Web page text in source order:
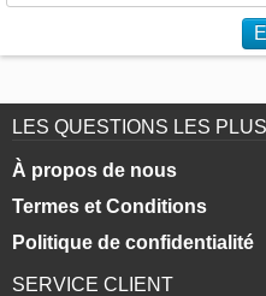
LES QUESTIONS LES
À propos de nous
Termes et Conditions
Politique de confidentialité
SERVICE CLIENT